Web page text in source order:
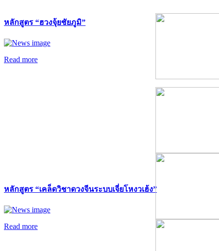
หลักสูตร “ฮวงจุ้ยชัยภูมิ”
Read more
หลักสูตร “เคล็ดวิชาดวงจีนระบบเจี่ยโหงวเฮ้ง”
Read more